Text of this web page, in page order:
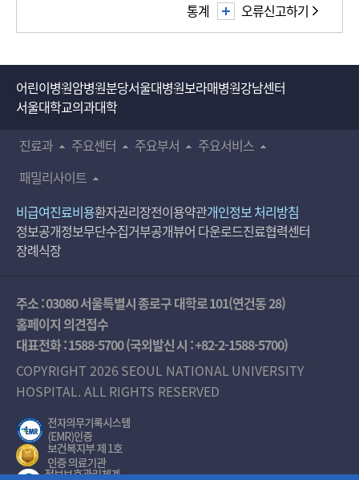
오류신고하기
통계
어린이병원암병원분당서울대병원보라매병원강남센터
서울대학교의과대학
진료과
주요센터 주요부서
주요서비스
패밀리사이트
비급여진료비용환자권리장전이용약관개인정보 처리방침
정보공개정보무단수집거부공개뷰어 다운로드진료협력센터
장례식장
주소 : 03080 서울특별시 종로구 대학로 101(연건동 28)
홈페이지 의견접수
대표전화 :1588-5700(국외발신 시 :+82-2-1588-5700)
COPYRIGHT 2026 SEOUL NATIONAL UNIVERSITY
HOSPITAL. ALL RIGHTS RESERVED